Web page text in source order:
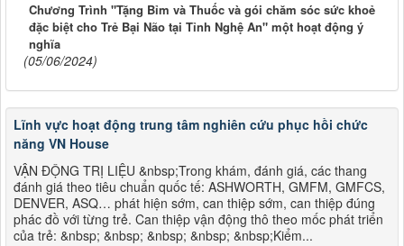
Chương Trình "Tặng Bỉm và Thuốc và gói chăm sóc sức khoẻ
đặc biệt cho Trẻ Bại Não tại Tỉnh Nghệ An" một hoạt động ý
nghĩa
(05/06/2024)
Lĩnh vực hoạt động trung tâm nghiên cứu phục hồi chức
năng VN House
VẬN ĐỘNG TRỊ LIỆU &nbsp;Trong khám, đánh giá, các thang
đánh giá theo tiêu chuẩn quốc tế: ASHWORTH, GMFM, GMFCS,
DENVER, ASQ… phát hiện sớm, can thiệp sớm, can thiệp đúng
phác đồ với từng trẻ. Can thiệp vận động thô theo mốc phát triển
của trẻ: &nbsp; &nbsp; &nbsp; &nbsp; &nbsp;Kiểm...